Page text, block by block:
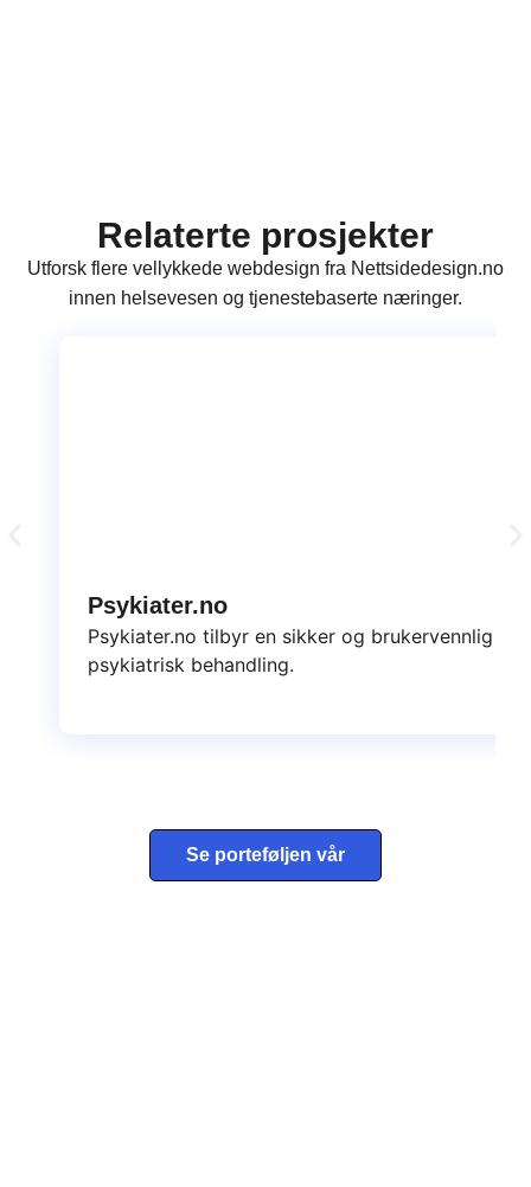
Relaterte prosjekter
Utforsk flere vellykkede webdesign fra Nettsidedesign.no
innen helsevesen og tjenestebaserte næringer.
Psykiater.no
Psykiater.no tilbyr en sikker og brukervennlig
psykiatrisk behandling.
Se porteføljen vår